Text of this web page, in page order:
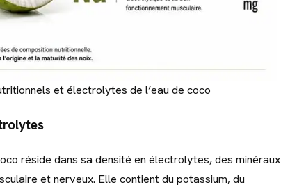
et électrolytes de l’eau de coco
réside dans sa densité en électrolytes, des minéraux
et nerveux. Elle contient du potassium, du